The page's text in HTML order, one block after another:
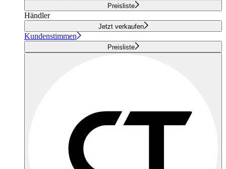
Preisliste
Händler
Jetzt verkaufen
Kundenstimmen
Preisliste